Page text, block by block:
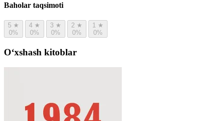
Baholar taqsimoti
5 ★
0%
4 ★
0%
3 ★
0%
2 ★
0%
1 ★
0%
Oʻxshash kitoblar